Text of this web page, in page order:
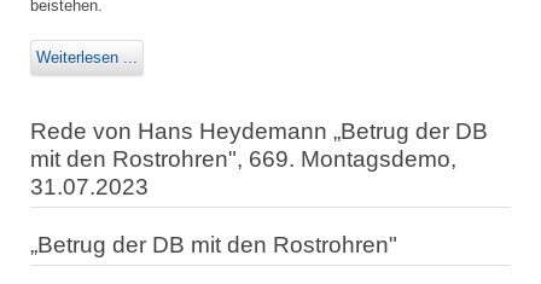
beistehen.
Weiterlesen ...
Rede von Hans Heydemann „Betrug der DB
mit den Rostrohren", 669. Montagsdemo,
31.07.2023
„Betrug der DB mit den Rostrohren"